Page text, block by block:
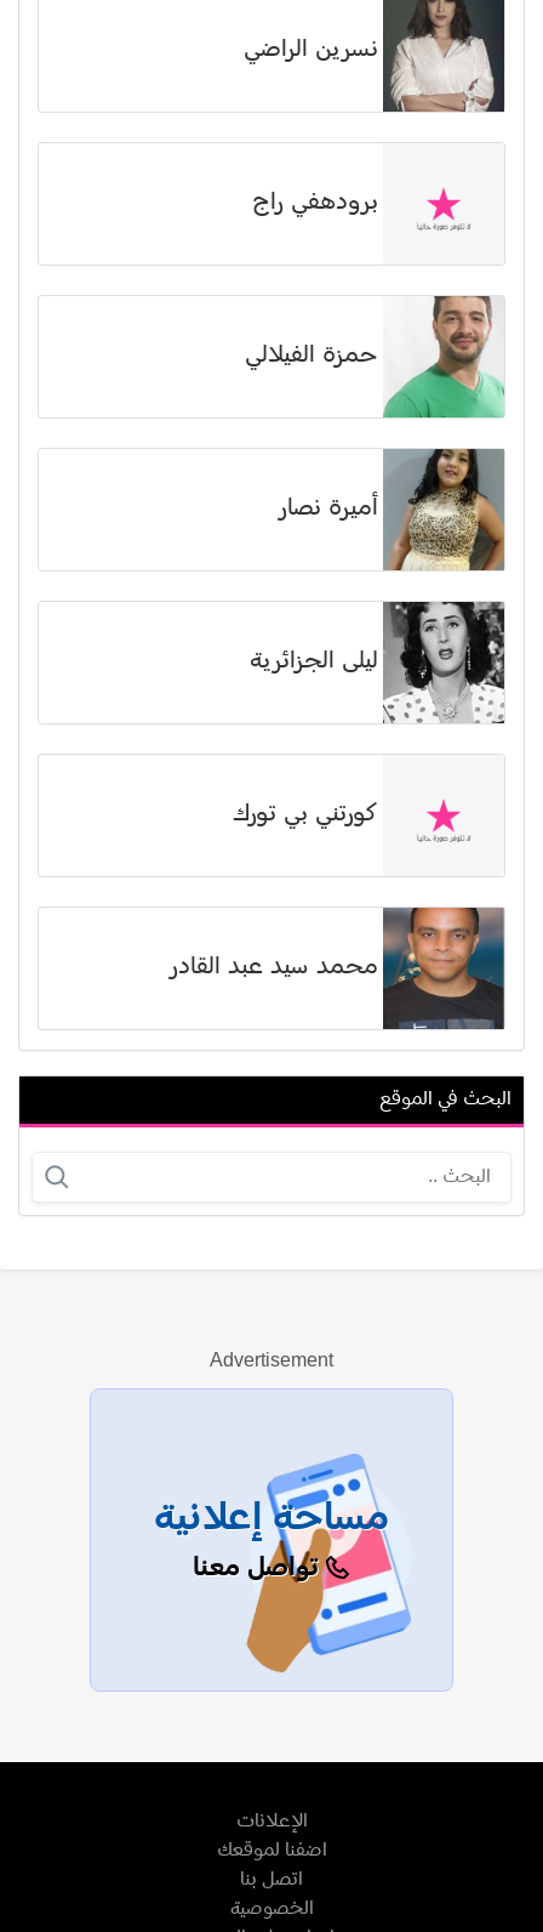
نسرين الراضي
برودهفي راج
حمزة الفيلالي
أميرة نصار
ليلى الجزائرية
كورتني بي تورك
محمد سيد عبد القادر
رشيد الضعيف
عرض الكل
البحث في الموقع
Advertisement
مساحة إعلانية
تواصل معنا
الإعلانات
اضفنا لموقعك
اتصل بنا
الخصوصية